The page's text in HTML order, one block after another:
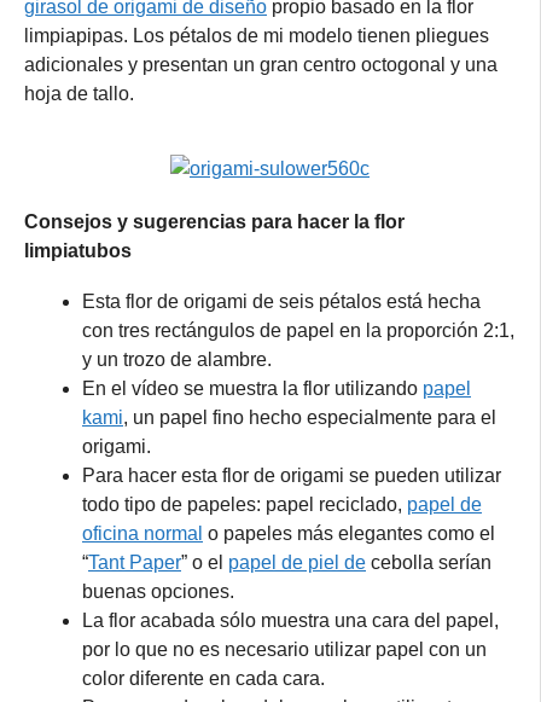
girasol de origami de diseño propio basado en la flor
limpiapipas. Los pétalos de mi modelo tienen pliegues
adicionales y presentan un gran centro octogonal y una
hoja de tallo.
Consejos y sugerencias para hacer la flor
limpiatubos
Esta flor de origami de seis pétalos está hecha
con tres rectángulos de papel en la proporción 2:1,
y un trozo de alambre.
En el vídeo se muestra la flor utilizando papel
kami, un papel fino hecho especialmente para el
origami.
Para hacer esta flor de origami se pueden utilizar
todo tipo de papeles: papel reciclado, papel de
oficina normal o papeles más elegantes como el
“Tant Paper” o el papel de piel de cebolla serían
buenas opciones.
La flor acabada sólo muestra una cara del papel,
por lo que no es necesario utilizar papel con un
color diferente en cada cara.